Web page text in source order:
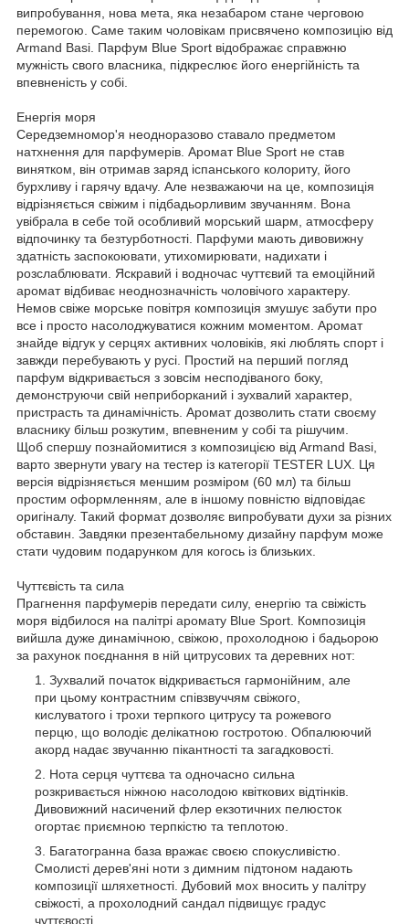
випробування, нова мета, яка незабаром стане черговою
перемогою. Саме таким чоловікам присвячено композицію від
Armand Basi. Парфум Blue Sport відображає справжню
мужність свого власника, підкреслює його енергійність та
впевненість у собі.
Енергія моря
Середземномор'я неодноразово ставало предметом
натхнення для парфумерів. Аромат Blue Sport не став
винятком, він отримав заряд іспанського колориту, його
бурхливу і гарячу вдачу. Але незважаючи на це, композиція
відрізняється свіжим і підбадьорливим звучанням. Вона
увібрала в себе той особливий морський шарм, атмосферу
відпочинку та безтурботності. Парфуми мають дивовижну
здатність заспокоювати, утихомирювати, надихати і
розслаблювати. Яскравий і водночас чуттєвий та емоційний
аромат відбиває неоднозначність чоловічого характеру.
Немов свіже морське повітря композиція змушує забути про
все і просто насолоджуватися кожним моментом. Аромат
знайде відгук у серцях активних чоловіків, які люблять спорт і
завжди перебувають у русі. Простий на перший погляд
парфум відкривається з зовсім несподіваного боку,
демонструючи свій неприборканий і зухвалий характер,
пристрасть та динамічність. Аромат дозволить стати своєму
власнику більш розкутим, впевненим у собі та рішучим.
Щоб спершу познайомитися з композицією від Armand Basi,
варто звернути увагу на тестер із категорії TESTER LUX. Ця
версія відрізняється меншим розміром (60 мл) та більш
простим оформленням, але в іншому повністю відповідає
оригіналу. Такий формат дозволяє випробувати духи за різних
обставин. Завдяки презентабельному дизайну парфум може
стати чудовим подарунком для когось із близьких.
Чуттєвість та сила
Прагнення парфумерів передати силу, енергію та свіжість
моря відбилося на палітрі аромату Blue Sport. Композиція
вийшла дуже динамічною, свіжою, прохолодною і бадьорою
за рахунок поєднання в ній цитрусових та деревних нот:
Зухвалий початок відкривається гармонійним, але
при цьому контрастним співзвуччям свіжого,
кислуватого і трохи терпкого цитрусу та рожевого
перцю, що володіє делікатною гостротою. Обпалюючий
акорд надає звучанню пікантності та загадковості.
Нота серця чуттєва та одночасно сильна
розкривається ніжною насолодою квіткових відтінків.
Дивовижний насичений флер екзотичних пелюсток
огортає приємною терпкістю та теплотою.
Багатогранна база вражає своєю спокусливістю.
Смолисті дерев'яні ноти з димним підтоном надають
композиції шляхетності. Дубовий мох вносить у палітру
свіжості, а прохолодний сандал підвищує градус
чуттєвості.